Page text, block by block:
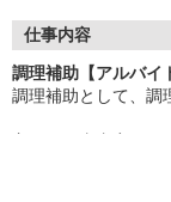
●20代〜50代の幅
躍中
入社後は先輩たち
安心してお仕事を
仕事内容
調理補助【アルバイ
調理補助として、調
〇小鉢や付け合わせ